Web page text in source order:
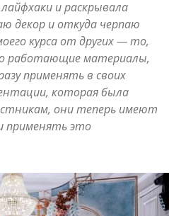
лайфхаки и раскрывала
декор и откуда черпаю
курса от других — то,
работающие материалы,
применять в своих
которая была
они теперь имеют
применять это